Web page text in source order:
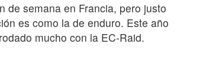
de semana en Francia, pero justo
es como la de enduro. Este año
mucho con la EC-Raid.